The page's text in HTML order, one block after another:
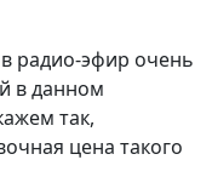
радио-эфир очень
в данном
так,
цена такого